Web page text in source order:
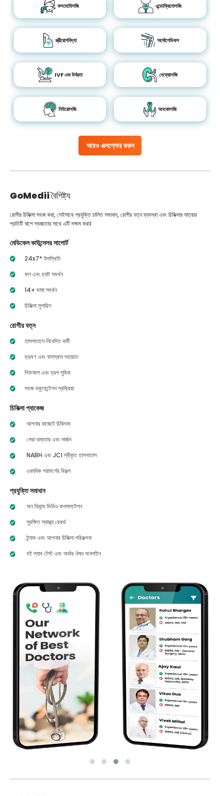
আরও এক্সপ্লোর করুন
কসমেটোলজি এন্ডোক্রিনোলজি
স্ত্রীরোগবিদ্যা অর্থোপেডিকস
IVF এবং উর্বরতা নেফ্রোলজি
নিউরোলজি অনকোলজি
GoMediiবৈশিষ্ট্য
রোগীর চিকিত্সা সহজ করা, সেইসাথে প্রযুক্তি চালিত সমাধান, রোগীর যত্ন ব্যবস্থা এবং চিকিত্সার যাত্রার
প্রতিটি ধাপে স্বচ্ছতার সাথে এটি সক্ষম করা।
মেডিকেল কাউন্সেলর সাপোর্ট
24x7* উপস্থিতি
কল এবং চ্যাট সমর্থন
14+ ভাষা সমর্থন
চিকিত্সা সুপারিশ
রোগীর যত্ন
হাসপাতালে নিবেদিত কর্মী
ভ্রমণ এবং বাসস্থান সহায়তা
পিকআপ এবং ড্রপ সুবিধা
সহজ ডকুমেন্টেশন প্রক্রিয়া
চিকিত্সা প্যাকেজ
আপনার বাজেটে চিকিৎসা
সেরা ডাক্তার এবং সার্জন
NABH এবং JCI স্বীকৃত হাসপাতাল
একাধিক পরামর্শের বিকল্প
প্রযুক্তি সমাধান
অন ডিমান্ড ভিডিও কনসালটেশন
সুরক্ষিত স্বাস্থ্য রেকর্ড
ট্র্যাক এবং আপনার চিকিত্সা পরিকল্পনা
বই ল্যাব টেস্ট এবং অর্ডার ঔষধ অনলাইন